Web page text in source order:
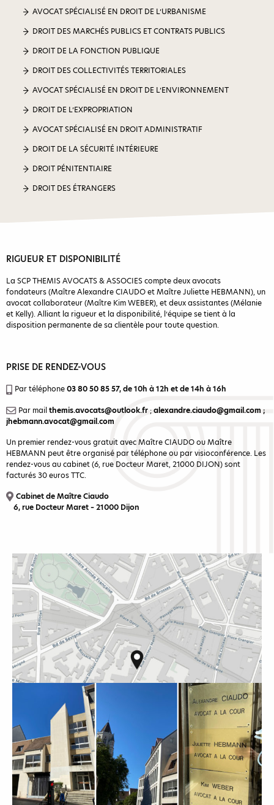
AVOCAT SPÉCIALISÉ EN DROIT DE L’URBANISME
DROIT DES MARCHÉS PUBLICS ET CONTRATS PUBLICS
DROIT DE LA FONCTION PUBLIQUE
DROIT DES COLLECTIVITÉS TERRITORIALES
AVOCAT SPÉCIALISÉ EN DROIT DE L’ENVIRONNEMENT
DROIT DE L’EXPROPRIATION
AVOCAT SPÉCIALISÉ EN DROIT ADMINISTRATIF
DROIT DE LA SÉCURITÉ INTÉRIEURE
DROIT PÉNITENTIAIRE
DROIT DES ÉTRANGERS
RIGUEUR ET DISPONIBILITÉ
La SCP THEMIS AVOCATS & ASSOCIES compte deux avocats
fondateurs (Maître Alexandre CIAUDO et Maître Juliette HEBMANN), un
avocat collaborateur (Maître Kim WEBER), et deux assistantes (Mélanie
et Kelly). Alliant la rigueur et la disponibilité, l’équipe se tient à la
disposition permanente de sa clientèle pour toute question.
PRISE DE RENDEZ-VOUS
Par téléphone03 80 50 85 57, de 10h à 12h et de 14h à 16h
Par mailthemis.avocats@outlook.fr ;alexandre.ciaudo@gmail.com ;
jhebmann.avocat@gmail.com
Un premier rendez-vous gratuit avec Maître CIAUDO ou Maître
HEBMANN peut être organisé par téléphone ou par visioconférence. Les
rendez-vous au cabinet (6, rue Docteur Maret, 21000 DIJON) sont
facturés 30 euros TTC.
Cabinet de Maître Ciaudo
6, rue Docteur Maret – 21000 Dijon